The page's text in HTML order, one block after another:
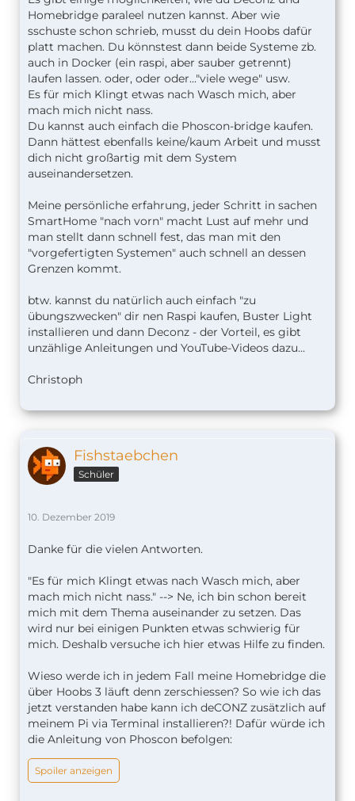
Homebridge paraleel nutzen kannst. Aber wie
sschuste schon schrieb, musst du dein Hoobs dafür
platt machen. Du könnstest dann beide Systeme zb.
auch in Docker (ein raspi, aber sauber getrennt)
laufen lassen. oder, oder oder..."viele wege" usw.
Es für mich Klingt etwas nach Wasch mich, aber
mach mich nicht nass.
Du kannst auch einfach die Phoscon-bridge kaufen.
Dann hättest ebenfalls keine/kaum Arbeit und musst
dich nicht großartig mit dem System
auseinandersetzen.
Meine persönliche erfahrung, jeder Schritt in sachen
SmartHome "nach vorn" macht Lust auf mehr und
man stellt dann schnell fest, das man mit den
"vorgefertigten Systemen" auch schnell an dessen
Grenzen kommt.
btw. kannst du natürlich auch einfach "zu
übungszwecken" dir nen Raspi kaufen, Buster Light
installieren und dann Deconz - der Vorteil, es gibt
unzählige Anleitungen und YouTube-Videos dazu...
Christoph
Fishstaebchen
Schüler
10. Dezember 2019
Danke für die vielen Antworten.
"Es für mich Klingt etwas nach Wasch mich, aber
mach mich nicht nass." --> Ne, ich bin schon bereit
mich mit dem Thema auseinander zu setzen. Das
wird nur bei einigen Punkten etwas schwierig für
mich. Deshalb versuche ich hier etwas Hilfe zu finden.
Wieso werde ich in jedem Fall meine Homebridge die
über Hoobs 3 läuft denn zerschiessen? So wie ich das
jetzt verstanden habe kann ich deCONZ zusätzlich auf
meinem Pi via Terminal installieren?! Dafür würde ich
die Anleitung von Phoscon befolgen:
Spoiler anzeigen